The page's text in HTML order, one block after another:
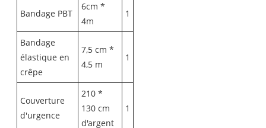
Bandage PBT
6cm *
4m
1
Bandage
élastique en
crêpe
7,5 cm *
4,5 m
1
Couverture
d'urgence
210 *
130 cm
d'argent
1